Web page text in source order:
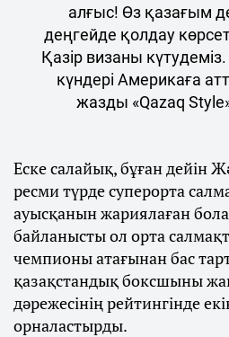
алғыс! Өз қазағым
деңгейде қолдау
Қазір визаны
күндері Америкаға
жазды «Qazaq
Еске салайық, бұған дейін
ресми түрде суперорта
ауысқанын жариялаған
байланысты ол орта
чемпионы атағынан бас
қазақстандық боксшыны
дәрежесінің рейтингінде
орналастырды.